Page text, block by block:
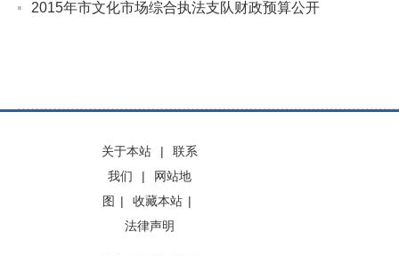
2015年市文化市场综合执法支队财政预算公开
关于本站 |
联系
我们
|
网站地
图 | 收藏本站 |
法律声明